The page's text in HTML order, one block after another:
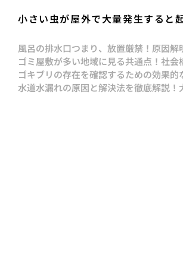
小さい虫が屋外で大量発生すると
風呂の排水口つまり、放置厳禁！原因
ゴミ屋敷が多い地域に見る共通点！社会
ゴキブリの存在を確認するための効果的
水道水漏れの原因と解決法を徹底解説